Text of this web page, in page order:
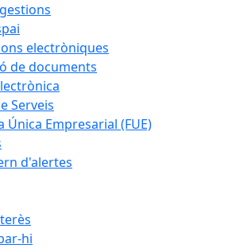
electròniques
de documents
Serveis
Única Empresarial (FUE)
d'alertes
hi